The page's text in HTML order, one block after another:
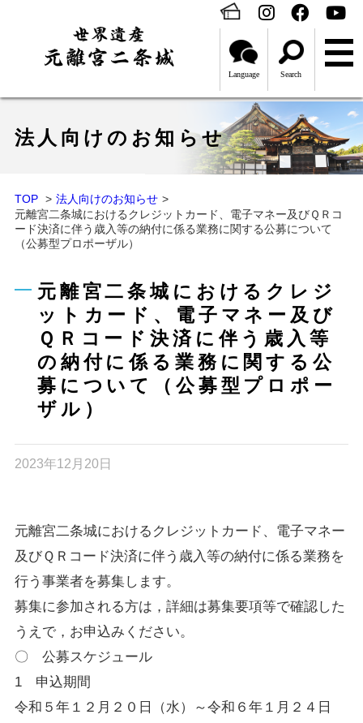
Language Search
法人向けのお知らせ
TOP
法人向けのお知らせ
元離宮二条城におけるクレジットカード、電子マネー及びＱＲコ
ード決済に伴う歳入等の納付に係る業務に関する公募について
（公募型プロポーザル）
元離宮二条城におけるクレジ
ットカード、電子マネー及び
ＱＲコード決済に伴う歳入等
の納付に係る業務に関する公
募について（公募型プロポー
ザル）
2023年12月20日
元離宮二条城におけるクレジットカード、電子マネー
及びＱＲコード決済に伴う歳入等の納付に係る業務を
行う事業者を募集します。
募集に参加される方は，詳細は募集要項等で確認した
うえで，お申込みください。
〇 公募スケジュール
1申込期間
令和５年１２月２０日（水）～令和６年１月２４日